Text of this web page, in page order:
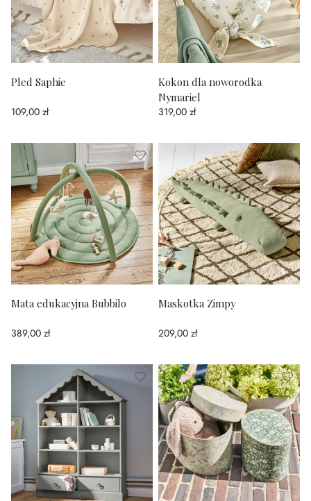
Pled Saphie
109,00 zł
Kokon dla noworodka
Nymariel
319,00 zł
Mata edukacyjna Bubbilo
389,00 zł
Maskotka Zimpy
209,00 zł